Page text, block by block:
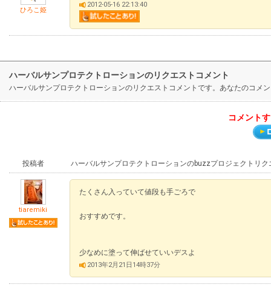
ひろこ姫
2012-05-16 22:13:40
ハーバルサンプロテクトローションのリクエストコメント
ハーバルサンプロテクトローションのリクエストコメントです。あなたのコメ
コメント
投稿者 ハーバルサンプロテクトローションのbuzzプロジェクトリク
tiaremiki
たくさん入っていて値段も手ごろで
おすすめです。
少なめに塗って伸ばせていいデスよ
2013年2月21日14時37分